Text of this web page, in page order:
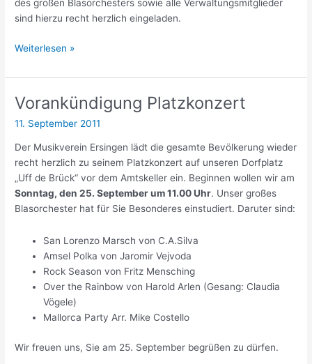
des großen Blasorchesters sowie alle Verwaltungsmitglieder
sind hierzu recht herzlich eingeladen.
Einladung
Musikkapelle
Weiterlesen »
Vorankündigung Platzkonzert
11. September 2011
Der Musikverein Ersingen lädt die gesamte Bevölkerung wieder
recht herzlich zu seinem Platzkonzert auf unseren Dorfplatz
„Uff de Brück“ vor dem Amtskeller ein. Beginnen wollen wir am
Sonntag, den 25. September um 11.00 Uhr. Unser großes
Blasorchester hat für Sie Besonderes einstudiert. Daruter sind:
San Lorenzo Marsch von C.A.Silva
Amsel Polka von Jaromir Vejvoda
Rock Season von Fritz Mensching
Over the Rainbow von Harold Arlen (Gesang: Claudia
Vögele)
Mallorca Party Arr. Mike Costello
Wir freuen uns, Sie am 25. September begrüßen zu dürfen.